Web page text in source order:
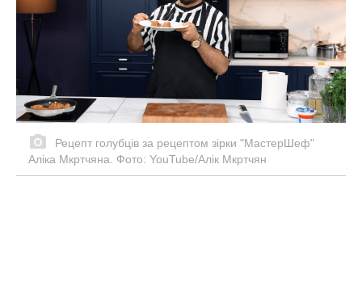
Рецепт голубців за рецептом зірки "МастерШеф"
Аліка Мкртчяна. Фото: YouTube/Алік Мкртчян